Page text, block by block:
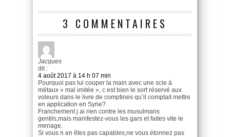
3 COMMENTAIRES
Jacques
dit :
4 août 2017 à 14 h 07 min
Pourquoi pas lui couper la main avec une scie à
métaux « mal imitée », c est bien le sort réservé aux
voleurs dans le livre de comptines qu’il comptait mettre
en application en Syrie?
Franchement j ai rien contre les musulmans
gentils,mais manifestez-vous les gars et faites vite le
menage.
Si vous n en êtes pas capables,ne vous étonnez pas